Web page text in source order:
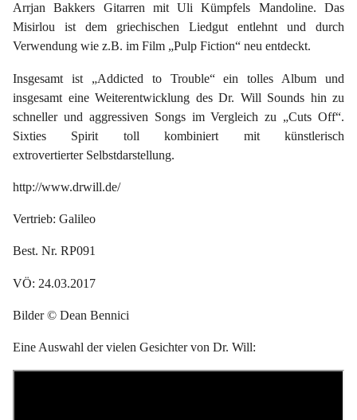
Arrjan Bakkers Gitarren mit Uli Kümpfels Mandoline. Das
Misirlou ist dem griechischen Liedgut entlehnt und durch
Verwendung wie z.B. im Film „Pulp Fiction“ neu entdeckt.
Insgesamt ist „Addicted to Trouble“ ein tolles Album und
insgesamt eine Weiterentwicklung des Dr. Will Sounds hin zu
schneller und aggressiven Songs im Vergleich zu „Cuts Off“.
Sixties Spirit toll kombiniert mit künstlerisch
extrovertierter Selbstdarstellung.
http://www.drwill.de/
Vertrieb: Galileo
Best. Nr. RP091
VÖ: 24.03.2017
Bilder © Dean Bennici
Eine Auswahl der vielen Gesichter von Dr. Will: